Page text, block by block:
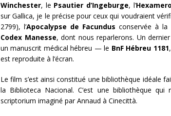
Winchester, le Psautier d’Ingeburge, l’
sur Gallica, je le précise pour ceux qui voudraient
2799), l’Apocalypse de Facundus conservée à
Codex Manesse, dont nous reparlerons. Un
un manuscrit médical hébreu — le BnF Hébreu 1181
est reproduite à l’écran.
Le film s’est ainsi constitué une bibliothèque idéale
la Biblioteca Nacional. C’est une bibliothèque
scriptorium imaginé par Annaud à Cinecittà.